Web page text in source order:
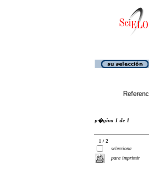
p�gina 1 de 1
1 / 2
selecciona
para imprimir